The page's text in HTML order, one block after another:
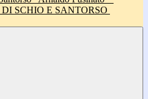
SCHIO E SANTORSO